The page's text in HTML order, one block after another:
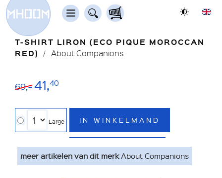
T-SHIRT LIRON (ECO PIQUE MOROCCAN
RED)
About Companions
69,=41,40
Large IN WINKELMAND
meer artikelen van dit merkAbout Companions